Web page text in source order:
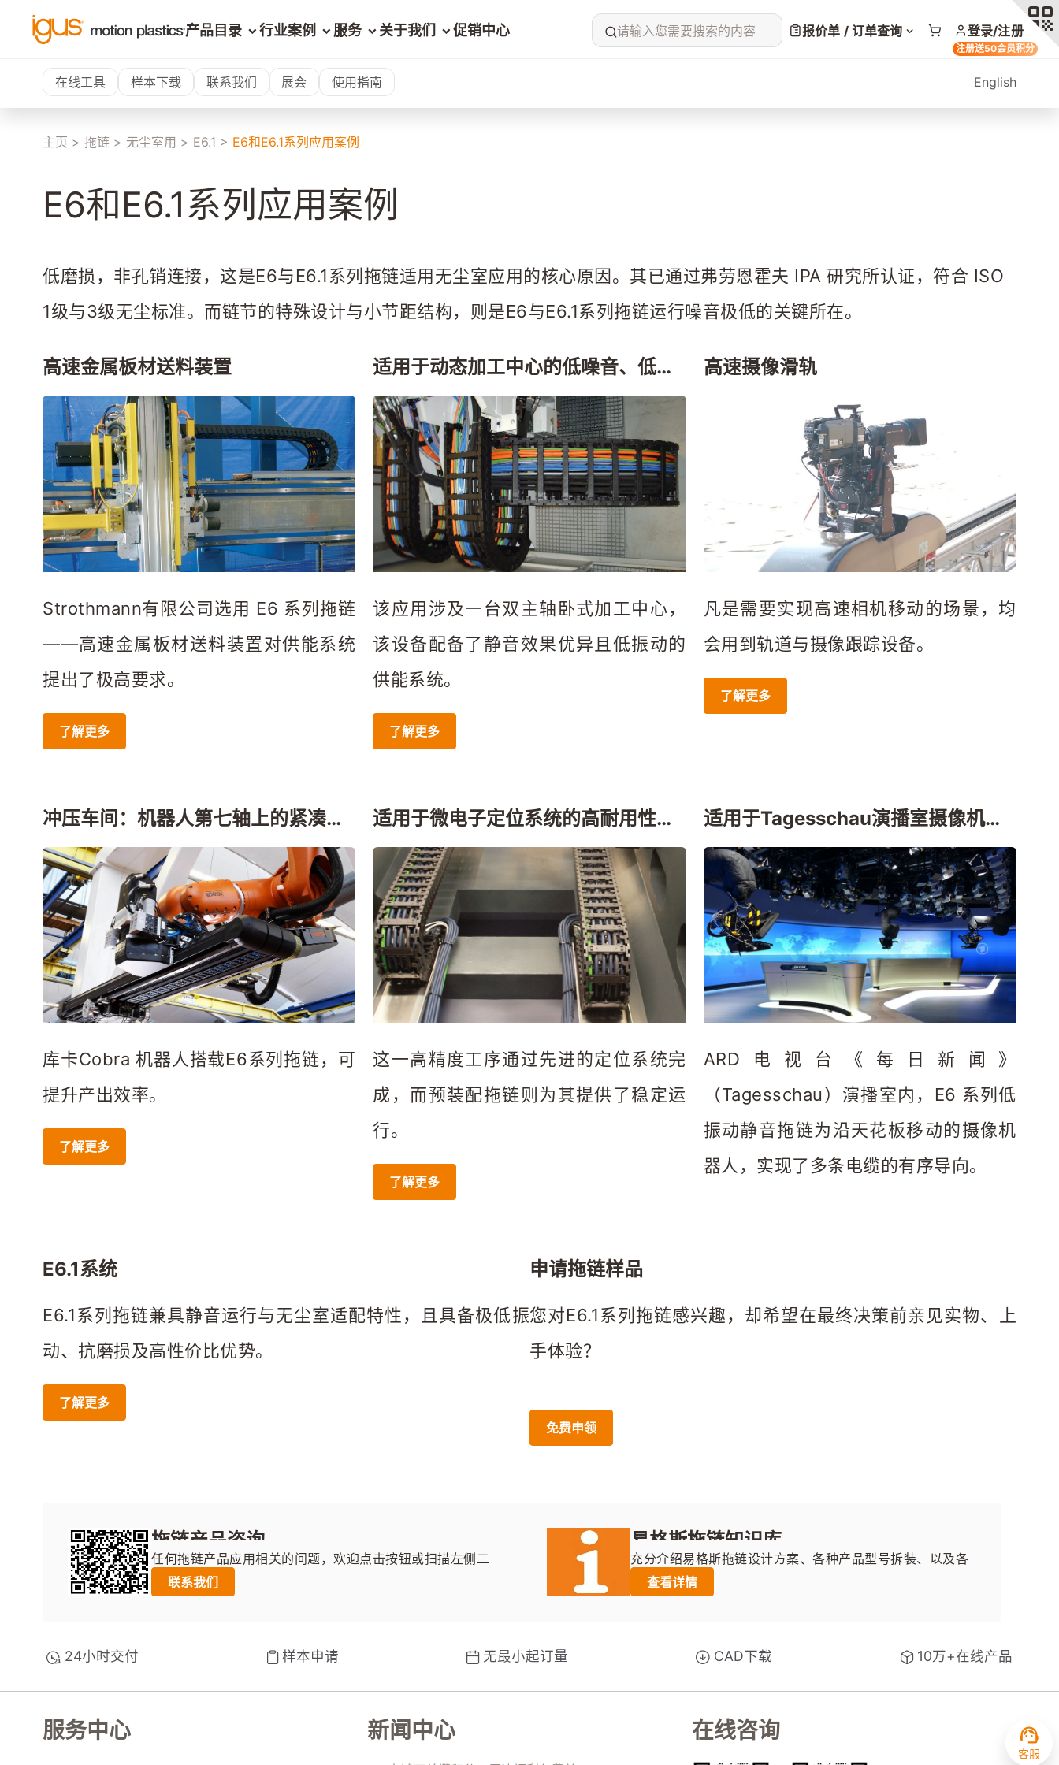
产品目录 行业案例 服务 关于我们 促销中心 请输入您需要搜索的内容 报价单 / 订单查询 登录/注册
注册送50会员积分
在线工具 样本下载 联系我们 展会 使用指南 English
主页 > 拖链 > 无尘室用 > E6.1 > E6和E6.1系列应用案例
E6和E6.1系列应用案例
低磨损，非孔销连接，这是E6与E6.1系列拖链适用无尘室应用的核心原因。其已通过弗劳恩霍夫 IPA 研究所认证，符合 ISO
1级与3级无尘标准。而链节的特殊设计与小节距结构，则是E6与E6.1系列拖链运行噪音极低的关键所在。
高速金属板材送料装置
Strothmann有限公司选用 E6 系列拖链
——高速金属板材送料装置对供能系统
提出了极高要求。
了解更多
适用于动态加工中心的低噪音、低振
动供能系统
该应用涉及一台双主轴卧式加工中心，
该设备配备了静音效果优异且低振动的
供能系统。
了解更多
高速摄像滑轨
凡是需要实现高速相机移动的场景，均
会用到轨道与摄像跟踪设备。
了解更多
冲压车间：机器人第七轴上的紧凑型
供能系统
库卡Cobra 机器人搭载E6系列拖链，可
提升产出效率。
了解更多
适用于微电子定位系统的高耐用性供
能系统
这一高精度工序通过先进的定位系统完
成，而预装配拖链则为其提供了稳定运
行。
了解更多
适用于Tagesschau演播室摄像机器
人的稳定运行
ARD电视台《每日新闻》
（Tagesschau）演播室内，E6 系列低
振动静音拖链为沿天花板移动的摄像机
器人，实现了多条电缆的有序导向。
E6.1系统
E6.1系列拖链兼具静音运行与无尘室适配特性，且具备极低振
动、抗磨损及高性价比优势。
了解更多
申请拖链样品
您对E6.1系列拖链感兴趣，却希望在最终决策前亲见实物、上
手体验？
免费申领
拖链产品咨询
任何拖链产品应用相关的问题，欢迎点击按钮或扫描左侧二
维码，填写并提交表单，我们将尽快联系您。
联系我们
易格斯拖链知识库
充分介绍易格斯拖链设计方案、各种产品型号拆装、以及各
领域应用案例。
查看详情
24小时交付 样本申请 无最小起订量 CAD下载 10万+在线产品
服务中心 新闻中心 在线咨询
客服